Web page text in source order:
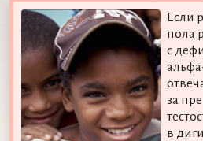
Если
пола
с
за
в